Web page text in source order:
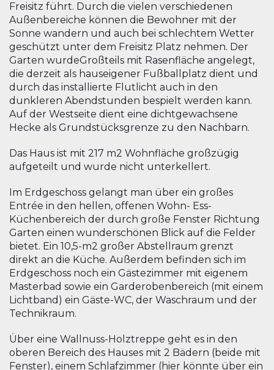
Freisitz führt. Durch die vielen verschiedenen
Außenbereiche können die Bewohner mit der
Sonne wandern und auch bei schlechtem Wetter
geschützt unter dem Freisitz Platz nehmen. Der
Garten wurdeGroßteils mit Rasenfläche angelegt,
die derzeit als hauseigener Fußballplatz dient und
durch das installierte Flutlicht auch in den
dunkleren Abendstunden bespielt werden kann.
Auf der Westseite dient eine dichtgewachsene
Hecke als Grundstücksgrenze zu den Nachbarn.
Das Haus ist mit 217 m2 Wohnfläche großzügig
aufgeteilt und wurde nicht unterkellert.
Im Erdgeschoss gelangt man über ein großes
Entrée in den hellen, offenen Wohn- Ess-
Küchenbereich der durch große Fenster Richtung
Garten einen wunderschönen Blick auf die Felder
bietet. Ein 10,5-m2 großer Abstellraum grenzt
direkt an die Küche. Außerdem befinden sich im
Erdgeschoss noch ein Gästezimmer mit eigenem
Masterbad sowie ein Garderobenbereich (mit einem
Lichtband) ein Gäste-WC, der Waschraum und der
Technikraum.
Über eine Wallnuss-Holztreppe geht es in den
oberen Bereich des Hauses mit 2 Bädern (beide mit
Fenster), einem Schlafzimmer (hier könnte über ein